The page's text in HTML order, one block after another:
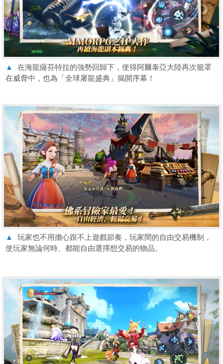
▲
在海龍薩芬特拉的強勢回歸下，使得阿爾泰亞大陸再次籠罩
在威脅中，也為「全球屠龍盛典」揭開序幕！
▲
玩家也不用擔心跟不上遊戲節奏，玩家間的自由交易機制，
使玩家無論何時、都能自由選擇想交易的物品。